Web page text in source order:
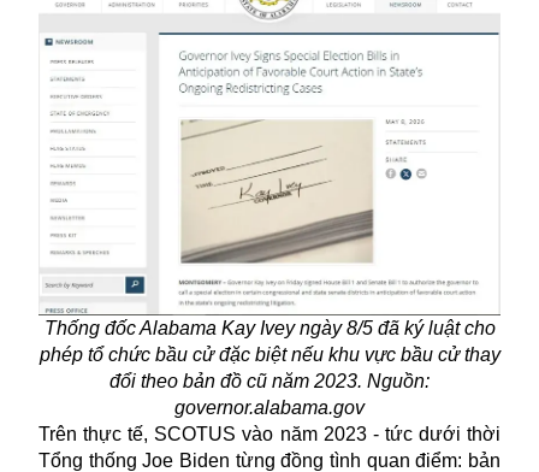
Thống đốc Alabama Kay Ivey ngày 8/5 đã ký luật cho
phép tổ chức bầu cử đặc biệt nếu khu vực bầu cử thay
đổi theo bản đồ cũ năm 2023. Nguồn:
governor.alabama.gov
Trên thực tế, SCOTUS vào năm 2023 - tức dưới thời
Tổng thống Joe Biden từng đồng tình quan điểm: bản